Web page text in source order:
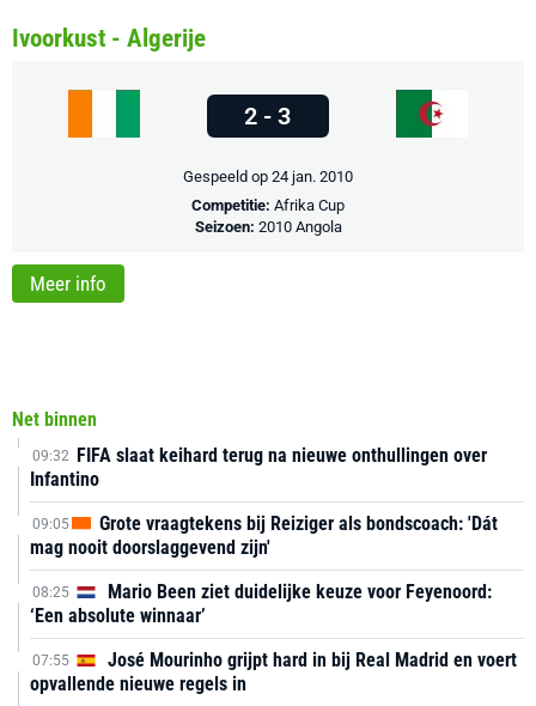
Net binnen
09:32 FIFA slaat keihard terug na nieuwe onthullingen over
Infantino
09:05
Grote vraagtekens bij Reiziger als bondscoach: 'Dát
mag nooit doorslaggevend zijn'
08:25
Mario Been ziet duidelijke keuze voor Feyenoord:
‘Een absolute winnaar’
07:55
José Mourinho grijpt hard in bij Real Madrid en voert
opvallende nieuwe regels in
Ivoorkust - Algerije
2 - 3
Gespeeld op 24 jan. 2010
Competitie: Afrika Cup
Seizoen: 2010 Angola
Meer info